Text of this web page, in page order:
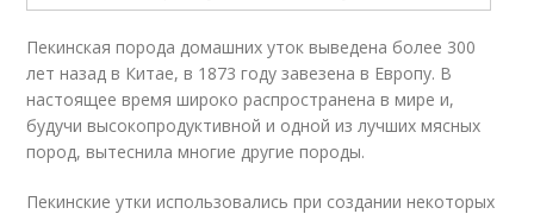
Пекинская порода домашних уток выведена более 300
лет назад в Китае, в 1873 году завезена в Европу. В
настоящее время широко распространена в мире и,
будучи высокопродуктивной и одной из лучших мясных
пород, вытеснила многие другие породы.
Пекинские утки использовались при создании некоторых